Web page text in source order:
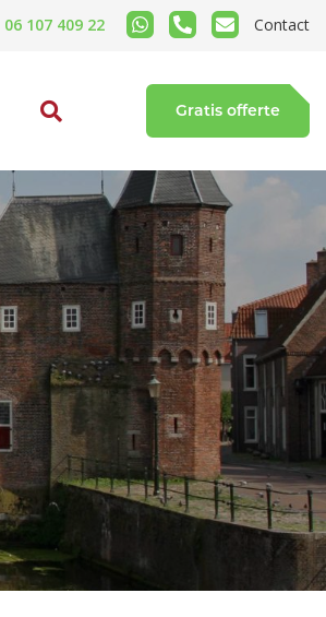
107 409 22 Contact
Gratis offerte